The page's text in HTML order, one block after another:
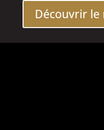
Découvrir le